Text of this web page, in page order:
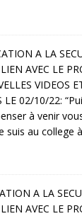
A LA
AVEC LE
VIDEOS
LE 02/10/22: “
à venir
suis au college à
A LA
AVEC LE